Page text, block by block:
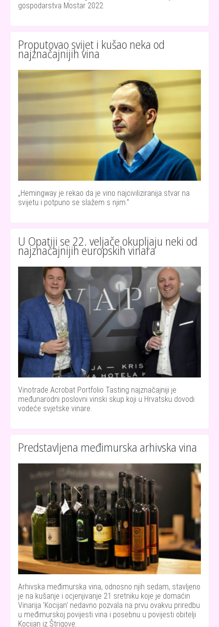
gospodarstva Mostar 2022.
Proputovao svijet i kušao neka od
najznačajnijih vina
Hemingway je rekao da je vino najciviliziranija stvar na
svijetu i potpuno se slažem s njim.
U Opatiji se 22. veljače okupljaju neki od
najznačajnijih europskih vinara
Vinotrade Acrobat Portfolio Tasting najznačajniji je
međunarodni poslovni vinski skup koji u Hrvatsku dovodi
vodeće svjetske vinare.
Predstavljena međimurska arhivska vina
Arhivska međimurska vina, odnosno njih sedam, stavljeno
je na kušanje i ocjenjivanje 21 sretniku koje je domaćin
Vinarija 'Kocijan' nedavno pozvala na prvu ovakvu priredbu
u međimurskoj povijesti vina i posebnu u povijesti obitelji
Kocijan iz Štrigove.